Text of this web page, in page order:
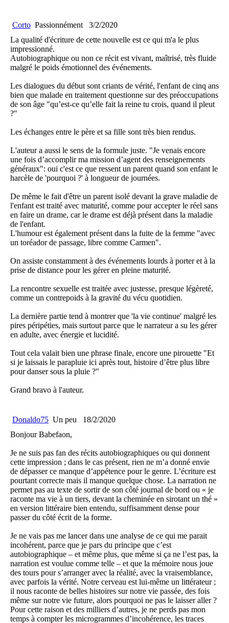
Corto Passionnément
3/2/2020
La qualité d'écriture de cette nouvelle est ce qui m'a le plus
impressionné.
Autobiographique ou non ce récit est vivant, maîtrisé, très fluide
malgré le poids émotionnel des événements.
Les dialogues du début sont criants de vérité, l'enfant de cinq ans
bien que malade en traitement questionne sur des préoccupations
de son âge "qu’est-ce qu’elle fait la reine tu crois, quand il pleut
?"
Les échanges entre le père et sa fille sont très bien rendus.
L'auteur a aussi le sens de la formule juste. "Je venais encore
une fois d’accomplir ma mission d’agent des renseignements
généraux": oui c'est ce que ressent un parent quand son enfant le
harcèle de 'pourquoi ?' à longueur de journées.
De même le fait d'être un parent isolé devant la grave maladie de
l'enfant est traité avec maturité, comme pour accepter le réel sans
en faire un drame, car le drame est déjà présent dans la maladie
de l'enfant.
L'humour est également présent dans la fuite de la femme "avec
un toréador de passage, libre comme Carmen".
On assiste constamment à des événements lourds à porter et à la
prise de distance pour les gérer en pleine maturité.
La rencontre sexuelle est traitée avec justesse, presque légèreté,
comme un contrepoids à la gravité du vécu quotidien.
La dernière partie tend à montrer que 'la vie continue' malgré les
pires péripéties, mais surtout parce que le narrateur a su les gérer
en adulte, avec énergie et lucidité.
Tout cela valait bien une phrase finale, encore une pirouette "Et
si je laissais le parapluie ici après tout, histoire d’être plus libre
pour danser sous la pluie ?"
Grand bravo à l'auteur.
Donaldo75 Un peu
18/2/2020
Bonjour Babefaon,
Je ne suis pas fan des récits autobiographiques ou qui donnent
cette impression ; dans le cas présent, rien ne m’a donné envie
de dépasser ce manque d’appétence pour le genre. L’écriture est
pourtant correcte mais il manque quelque chose. La narration ne
permet pas au texte de sortir de son côté journal de bord ou « je
raconte ma vie à un tiers, devant la cheminée en sirotant un thé »
en version littéraire bien entendu, suffisamment dense pour
passer du côté écrit de la forme.
Je ne vais pas me lancer dans une analyse de ce qui me parait
incohérent, parce que je pars du principe que c’est
autobiographique – et même plus, que même si ça ne l’est pas, la
narration est voulue comme telle – et que la mémoire nous joue
des tours pour s’arranger avec la réalité, avec la vraisemblance,
avec parfois la vérité. Notre cerveau est lui-même un littérateur ;
il nous raconte de belles histoires sur notre vie passée, des fois
même sur notre vie future, alors pourquoi ne pas le laisser aller ?
Pour cette raison et des milliers d’autres, je ne perds pas mon
temps à compter les microgrammes d’incohérence, les traces